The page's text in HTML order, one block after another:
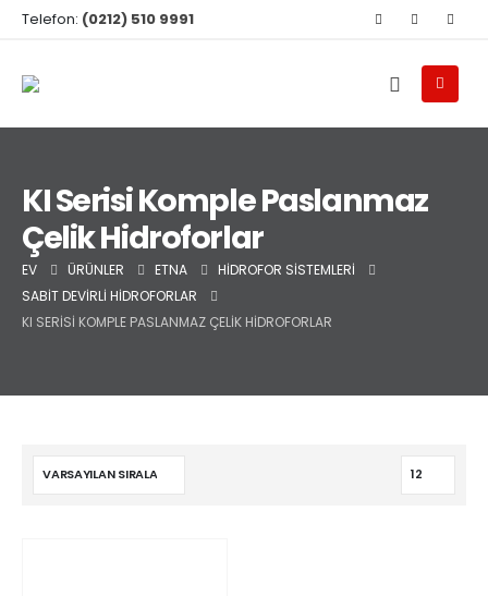
Telefon: (0212) 510 9991
KI Serisi Komple Paslanmaz
Çelik Hidroforlar
EV ÜRÜNLER ETNA
HIDROFOR SISTEMLERI
SABIT DEVIRLI HIDROFORLAR
KI SERISI KOMPLE PASLANMAZ ÇELIK HIDROFORLAR